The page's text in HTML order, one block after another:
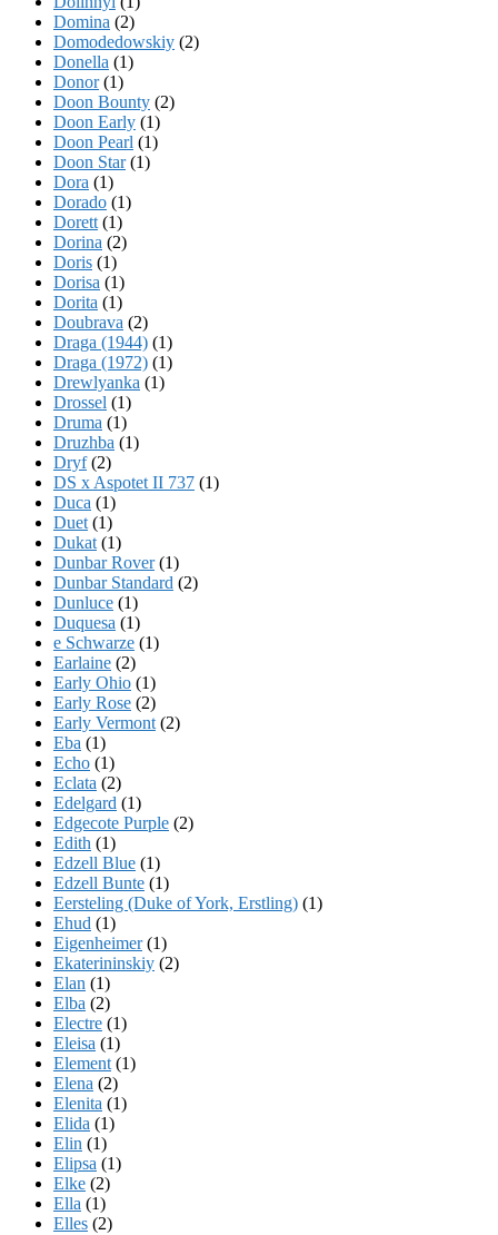
Domina (2)
Domodedowskiy (2)
Donella (1)
Donor(1)
Doon Bounty (2)
Doon Early (1)
Doon Pearl (1)
Doon Star(1)
Dora (1)
Dorado (1)
Dorett (1)
Dorina (2)
Doris (1)
Dorisa (1)
Dorita (1)
Doubrava (2)
Draga (1944) (1)
Draga (1972) (1)
Drewlyanka (1)
Drossel (1)
Druma (1)
Druzhba (1)
Dryf(2)
DS x Aspotet II 737 (1)
Duca (1)
Duet (1)
Dukat (1)
Dunbar Rover(1)
Dunbar Standard (2)
Dunluce (1)
Duquesa (1)
e Schwarze (1)
Earlaine (2)
Early Ohio (1)
Early Rose (2)
Early Vermont (2)
Eba (1)
Echo (1)
Eclata (2)
Edelgard (1)
Edgecote Purple (2)
Edith (1)
Edzell Blue (1)
Edzell Bunte (1)
Eersteling (Duke of York, Erstling) (1)
Ehud (1)
Eigenheimer(1)
Ekaterininskiy (2)
Elan (1)
Elba (2)
Electre (1)
Eleisa (1)
Element (1)
Elena (2)
Elenita (1)
Elida (1)
Elin (1)
Elipsa (1)
Elke (2)
Ella (1)
Elles (2)